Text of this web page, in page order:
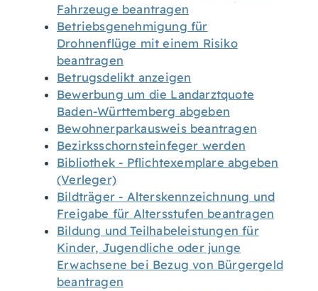
Fahrzeuge beantragen
Betriebsgenehmigung für
Drohnenflüge mit einem Risiko
beantragen
Betrugsdelikt anzeigen
Bewerbung um die Landarztquote
Baden-Württemberg abgeben
Bewohnerparkausweis beantragen
Bezirksschornsteinfeger werden
Bibliothek - Pflichtexemplare abgeben
(Verleger)
Bildträger - Alterskennzeichnung und
Freigabe für Altersstufen beantragen
Bildung und Teilhabeleistungen für
Kinder, Jugendliche oder junge
Erwachsene bei Bezug von Bürgergeld
beantragen